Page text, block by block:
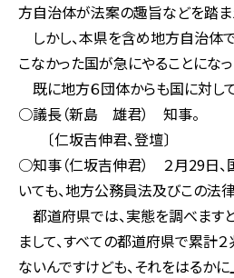
方自治体が法案の趣旨などを踏ま
しかし、本県を含め地方自治体
こなかった国が急にやることにな
既に地方６団体からも国に対し
○議長（新島 雄君） 知事。
〔仁坂吉伸君、登壇〕
○知事（仁坂吉伸君） ２月29日
いても、地方公務員法及びこの法
都道府県では、実態を調べます
まして、すべての都道府県で累計
ないんですけども、それをはるか